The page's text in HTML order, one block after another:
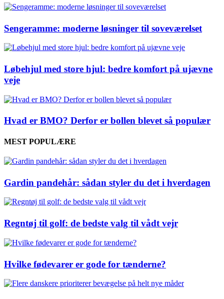
Sengeramme: moderne løsninger til soveværelset
Løbehjul med store hjul: bedre komfort på ujævne
veje
Hvad er BMO? Derfor er bollen blevet så populær
MEST POPULÆRE
Gardin pandehår: sådan styler du det i hverdagen
Regntøj til golf: de bedste valg til vådt vejr
Hvilke fødevarer er gode for tænderne?